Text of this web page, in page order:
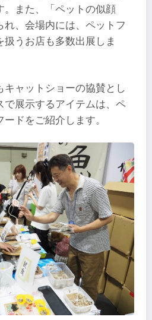
。また、「ペットの似顔
れ、会場内には、ペットフ
うお店も多数出展しま
キャットショーの協賛とし
で展示するアイテムは、ペ
ドをご紹介します。